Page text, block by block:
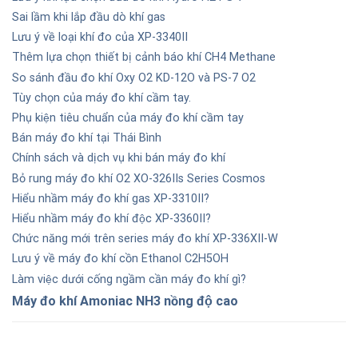
Sai lầm khi lắp đầu dò khí gas
Lưu ý về loại khí đo của XP-3340II
Thêm lựa chọn thiết bị cảnh báo khí CH4 Methane
So sánh đầu đo khí Oxy O2 KD-12O và PS-7 O2
Tùy chọn của máy đo khí cầm tay.
Phụ kiện tiêu chuẩn của máy đo khí cầm tay
Bán máy đo khí tại Thái Bình
Chính sách và dịch vụ khi bán máy đo khí
Bỏ rung máy đo khí O2 XO-326IIs Series Cosmos
Hiểu nhầm máy đo khí gas XP-3310II?
Hiểu nhầm máy đo khí độc XP-3360II?
Chức năng mới trên series máy đo khí XP-336XII-W
Lưu ý về máy đo khí cồn Ethanol C2H5OH
Làm việc dưới cống ngầm cần máy đo khí gì?
Máy đo khí Amoniac NH3 nồng độ cao